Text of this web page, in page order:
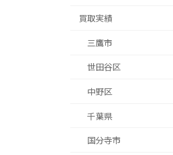
買取実績
三鷹市
世田谷区
中野区
千葉県
国分寺市